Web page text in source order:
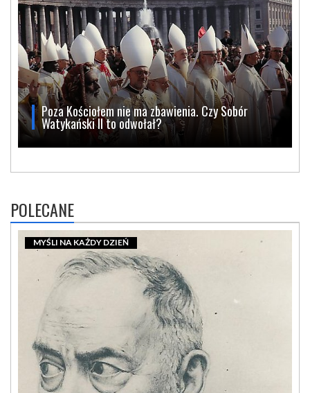
Poza Kościołem nie ma zbawienia. Czy Sobór
Watykański II to odwołał?
POLECANE
MYŚLI NA KAŻDY DZIEŃ